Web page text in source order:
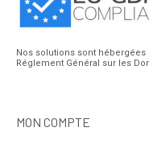
Nos solutions sont
Réglement Général sur les
MON COMPTE